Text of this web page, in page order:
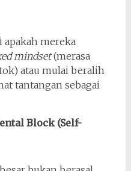
apakah mereka
mindset(merasa
atau mulai beralih
tantangan sebagai
Block (Self-